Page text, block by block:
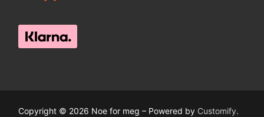
Copyright © 2026 Noe for meg – Powered by Customify.